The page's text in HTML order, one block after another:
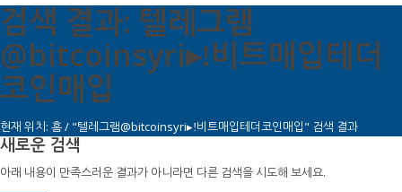
검색 결과: 텔레그램
@bitcoinsyri▸ǃ비트매입테더
코인매입
현재 위치: 홈/ "텔레그램@bitcoinsyri▸ǃ비트매입테더코인매입" 검색 결과
새로운 검색
아래 내용이 만족스러운 결과가 아니라면 다른 검색을 시도해 보세요.